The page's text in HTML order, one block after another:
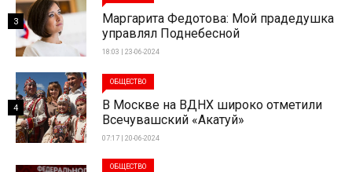
Маргарита Федотова: Мой прадедушка
управлял Поднебесной
18:03 | 23-06-2024
3
ОБЩЕСТВО
В Москве на ВДНХ широко отметили
Всечувашский «Акатуй»
07:17 | 20-06-2024
4
ОБЩЕСТВО